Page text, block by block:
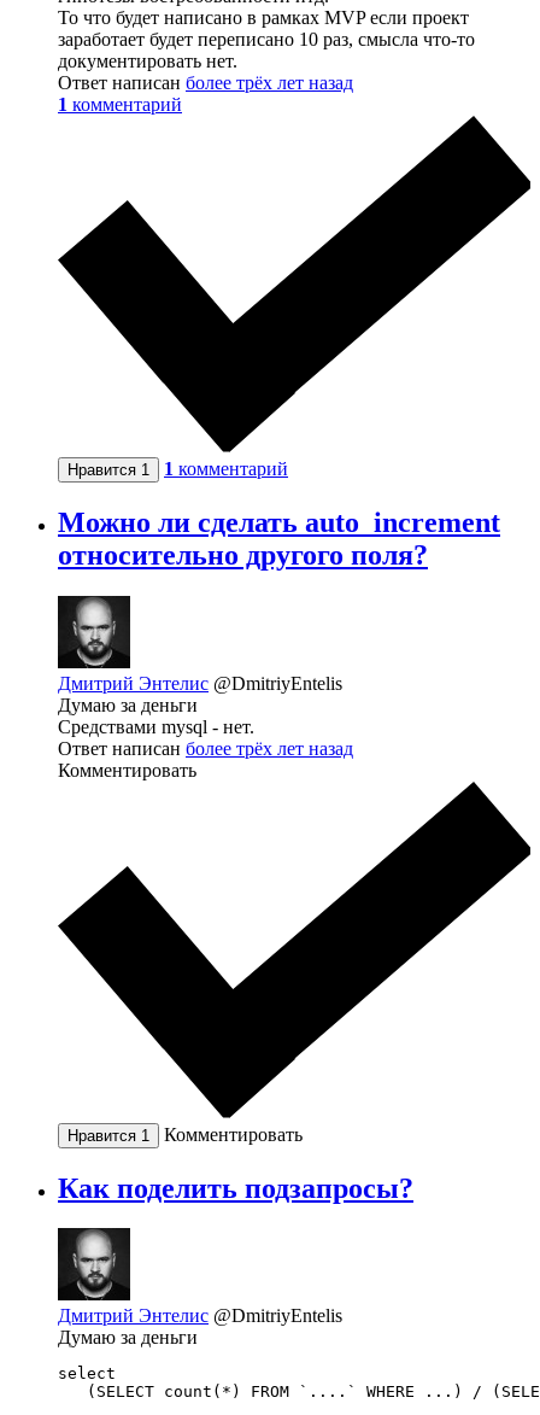
То что будет написано в рамках MVP если проект
заработает будет переписано 10 раз, смысла что-то
документировать нет.
Ответ написан более трёх лет назад
1 комментарий
Нравится 1 1 комментарий
Можно ли сделать auto_increment
относительно другого поля?
Дмитрий Энтелис @DmitriyEntelis
Думаю за деньги
Средствами mysql - нет.
Ответ написан более трёх лет назад
Комментировать
Нравится 1 Комментировать
Как поделить подзапросы?
Дмитрий Энтелис @DmitriyEntelis
Думаю за деньги
select
(SELECT count(*) FROM `....` WHERE ...) /